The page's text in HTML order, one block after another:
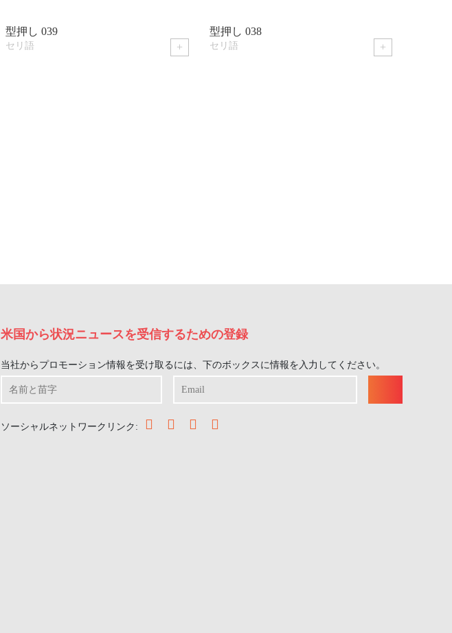
型押し 038
セリ語
型押し 037
セリ語
米国から状況ニュースを受信するための登録
当社からプロモーション情報を受け取るには、下のボックスに情報を入力してください。
ソーシャルネットワークリンク: